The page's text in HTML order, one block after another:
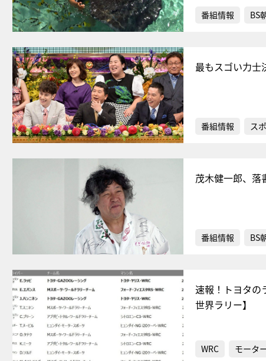
番組情報 BS
最もスゴい力士
番組情報 ス
茂木健一郎、落
番組情報 BS
速報！トヨタの
世界ラリー】
WRC モータ